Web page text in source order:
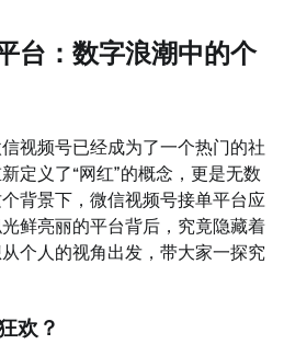
台：数字浪潮中的个
视频号已经成为了一个热门的社
定义了“网红”的概念，更是无数
背景下，微信视频号接单平台应
鲜亮丽的平台背后，究竟隐藏着
个人的视角出发，带大家一探究
欢？